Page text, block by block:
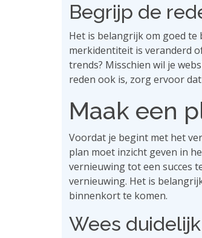
Begrijp de
Het is belangrijk om goed te
merkidentiteit is veranderd
trends? Misschien wil je
reden ook is, zorg ervoor
Maak een
Voordat je begint met het
plan moet inzicht geven in
vernieuwing tot een succes
vernieuwing. Het is
binnenkort te komen.
Wees